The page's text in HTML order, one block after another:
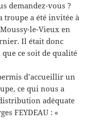
demandez-vous ?
troupe a été invitée à
le-Vieux en
Il était donc
ce soit de qualité
d’accueillir un
ce qui nous a
adéquate
FEYDEAU : «